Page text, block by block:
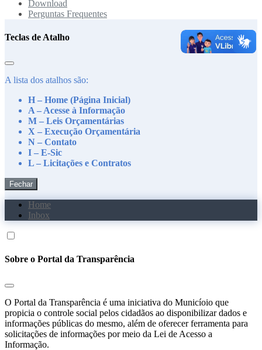
Download
Perguntas Frequentes
Teclas de Atalho
A lista dos atalhos são:
H – Home (Página Inicial)
A – Acesse à Informação
M – Leis Orçamentárias
X – Execução Orçamentária
N – Contato
I – E-Sic
L – Licitações e Contratos
Fechar
Home
Inbox
Sobre o Portal da Transparência
O Portal da Transparência é uma iniciativa do Municíoio que
propicia o controle social pelos cidadãos ao disponibilizar dados e
informações públicas do mesmo, além de oferecer ferramenta para
solicitações de informações por meio da Lei de Acesso a
Informação.